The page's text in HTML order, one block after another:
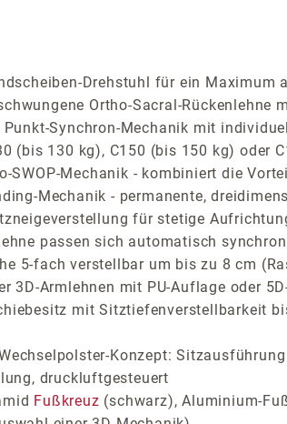
Drehstuhl für ein Maximum
Ortho-Sacral-
Synchron-Mechanik mit
(bis 130 kg), C150 (bis 150 kg) oder
SWOP-Mechanik - kombiniert die
Mechanik - permanente,
für stetige
passen sich automatisch
5-fach verstellbar um bis zu 8 cm
3D-Armlehnen mit PU-Auflage oder
mit Sitztiefenverstellbarkeit
Konzept:
druckluftgesteuert
Fußkreuz (schwarz), Aluminium-